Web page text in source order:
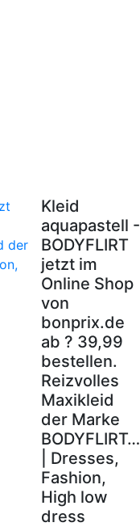
Kleid
aquapastell -
BODYFLIRT
jetzt im
Online Shop
von
bonprix.de
ab ? 39,99
bestellen.
Reizvolles
Maxikleid
der Marke
BODYFLIRT…
| Dresses,
Fashion,
High low
dress